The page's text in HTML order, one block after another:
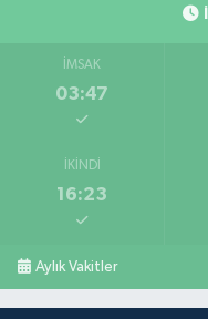
İMSAK
03:47
İKINDI
16:23
Aylık Vakitler